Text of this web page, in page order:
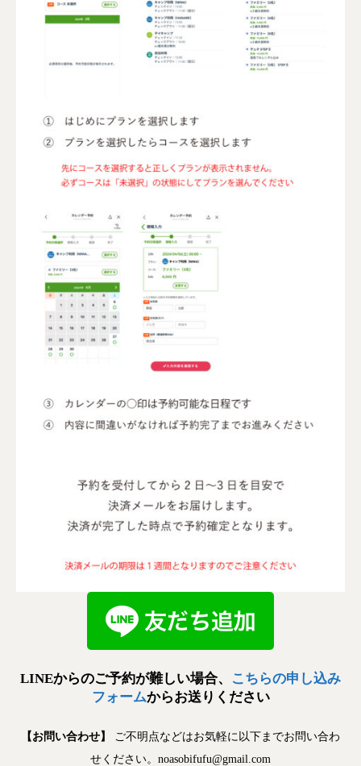
LINEからのご予約が難しい場合、
こちらの申し込み
フォームからお送りください
【お問い合わせ】
ご不明点などはお気軽に以下までお問い合わ
せください。noasobifufu@gmail.com